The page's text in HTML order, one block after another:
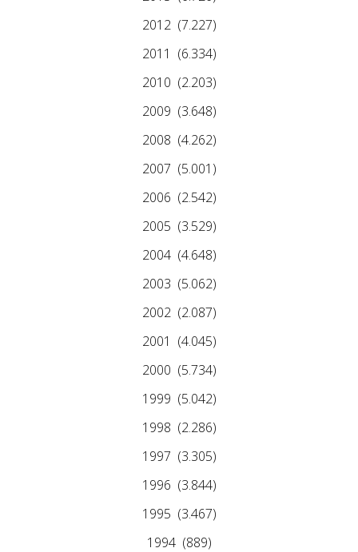
2012 (7.227)
2011 (6.334)
2010 (2.203)
2009 (3.648)
2008 (4.262)
2007 (5.001)
2006 (2.542)
2005 (3.529)
2004 (4.648)
2003 (5.062)
2002 (2.087)
2001 (4.045)
2000 (5.734)
1999 (5.042)
1998 (2.286)
1997 (3.305)
1996 (3.844)
1995 (3.467)
1994 (889)